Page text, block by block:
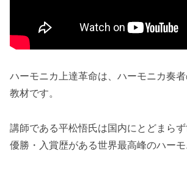
ハーモニカ上達革命は、ハーモニカ奏
教材です。
講師である平松悟氏は国内にとどまら
優勝・入賞歴がある世界最高峰のハーモ